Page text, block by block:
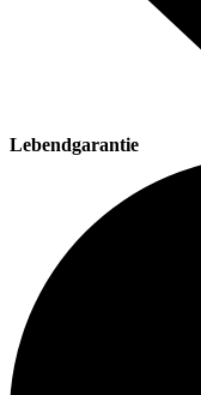
Lebendgarantie